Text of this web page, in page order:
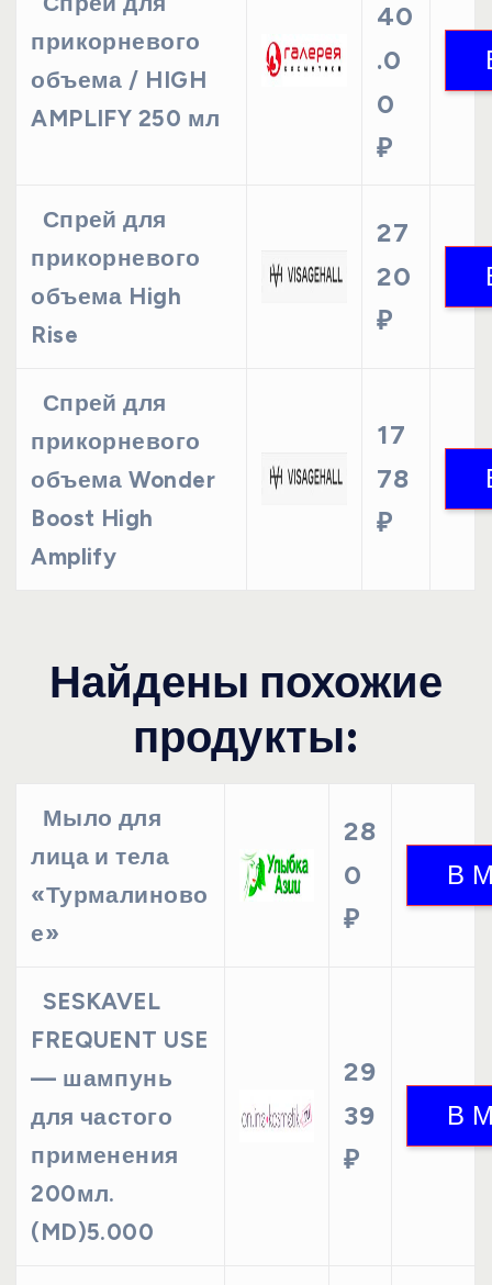
прикорневого
объема / HIGH
AMPLIFY 250 мл
40
.0
0
₽
Спрей для
прикорневого
объема High
Rise
27
20
₽
Спрей для
прикорневого
объема Wonder
Boost High
Amplify
17
78
₽
Найдены похожие
продукты:
Мыло для
лица и тела
«Турмалиново
е»
28
0
₽
SESKAVEL
FREQUENT USE
— шампунь
для частого
применения
200мл.
(MD)5.000
29
39
₽